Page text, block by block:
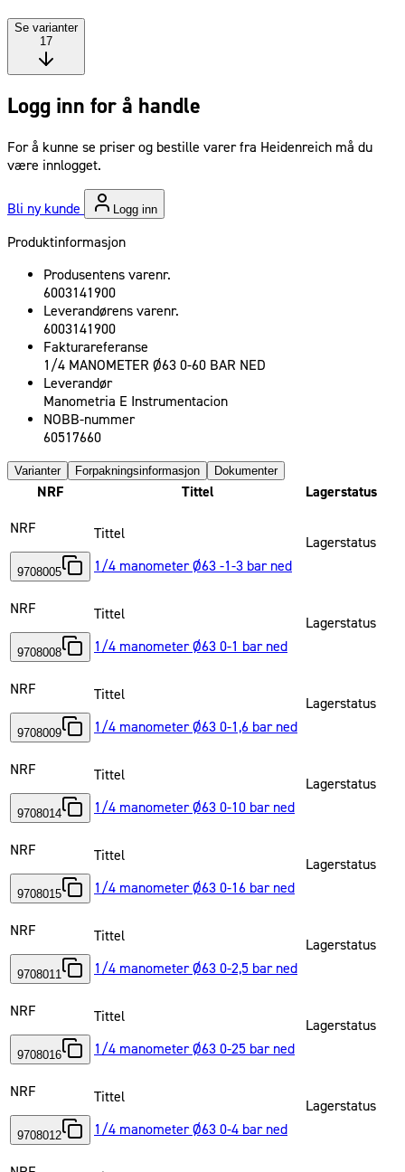
Se varianter
17
Logg inn for å handle
For å kunne se priser og bestille varer fra Heidenreich må du
være innlogget.
Bli ny kunde Logg inn
Produktinformasjon
Produsentens varenr.
6003141900
Leverandørens varenr.
6003141900
Fakturareferanse
1/4 MANOMETER Ø63 0-60 BAR NED
Leverandør
Manometria E Instrumentacion
NOBB-nummer
60517660
Varianter Forpakningsinformasjon Dokumenter
NRF Tittel
Lagerstatus
NRF
9708005
Tittel
1/4 manometer Ø63 -1-3 bar ned
Lagerstatus
NRF
9708008
Tittel
1/4 manometer Ø63 0-1 bar ned
Lagerstatus
NRF
9708009
Tittel
1/4 manometer Ø63 0-1,6 bar ned
Lagerstatus
NRF
9708014
Tittel
1/4 manometer Ø63 0-10 bar ned
Lagerstatus
NRF
9708015
Tittel
1/4 manometer Ø63 0-16 bar ned
Lagerstatus
NRF
9708011
Tittel
1/4 manometer Ø63 0-2,5 bar ned
Lagerstatus
NRF
9708016
Tittel
1/4 manometer Ø63 0-25 bar ned
Lagerstatus
NRF
9708012
Tittel
1/4 manometer Ø63 0-4 bar ned
Lagerstatus